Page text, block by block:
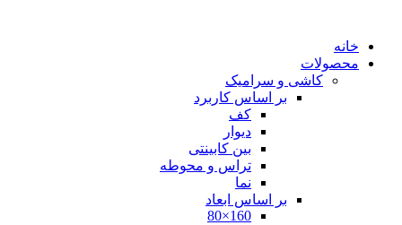
محتوا
خانه
محصولات
کاشی و سرامیک
بر اساس کاربرد
کف
دیوار
بین کابینتی
تراس و محوطه
نما
بر اساس ابعاد
160×80